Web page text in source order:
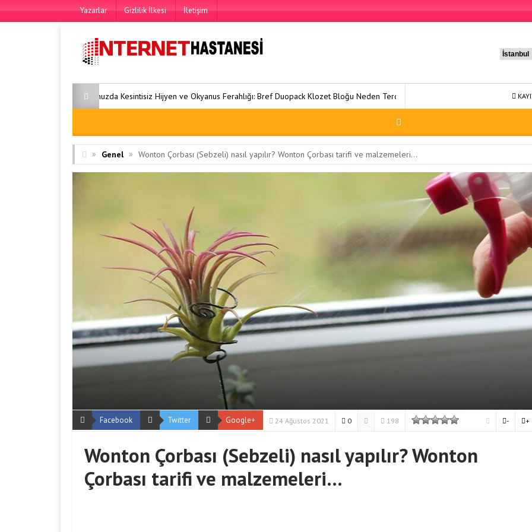
Yazarlar Gizlilik İlkesi İletişim
Kesintisiz Hijyen ve Okyanus Ferahlığı: Bref Duopack Klozet Bloğu Neden Tercih Edilmeli? Sağlıklı Yaşam 22: Dengeli Bir Hayat İçin
» Genel » Wonton Çorbası (Sebzeli) nasıl yapılır? Wonton Çorbası tarifi ve malzemeleri…
Facebook Twitter Google+ 24 Ağustos 2021 0 198 +
-
Wonton Çorbası (Sebzeli) nasıl yapılır? Wonton
Çorbası tarifi ve malzemeleri…